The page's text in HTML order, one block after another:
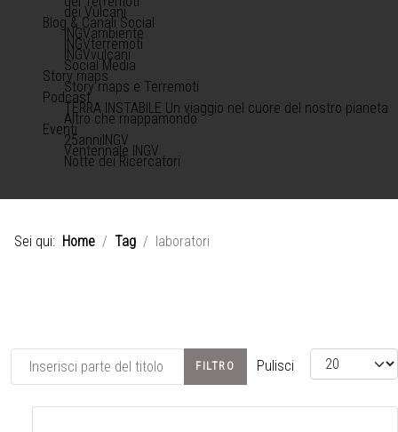
dei Vulcani
Blog & Canali Social
INGVambiente
INGVterremoti
INGVvulcani
Social Media
Story maps
Story maps e Terremoti
Podcast
TERRA INSTABILE Un viaggio nel cuore del nostro pianeta
Altro che mappamondo
Eventi
25anniINGV
Ventennale INGV
Notte dei Ricercatori
Sei qui: Home Tag laboratori
Inserisci parte del titolo FILTRO Pulisci Visualizza #